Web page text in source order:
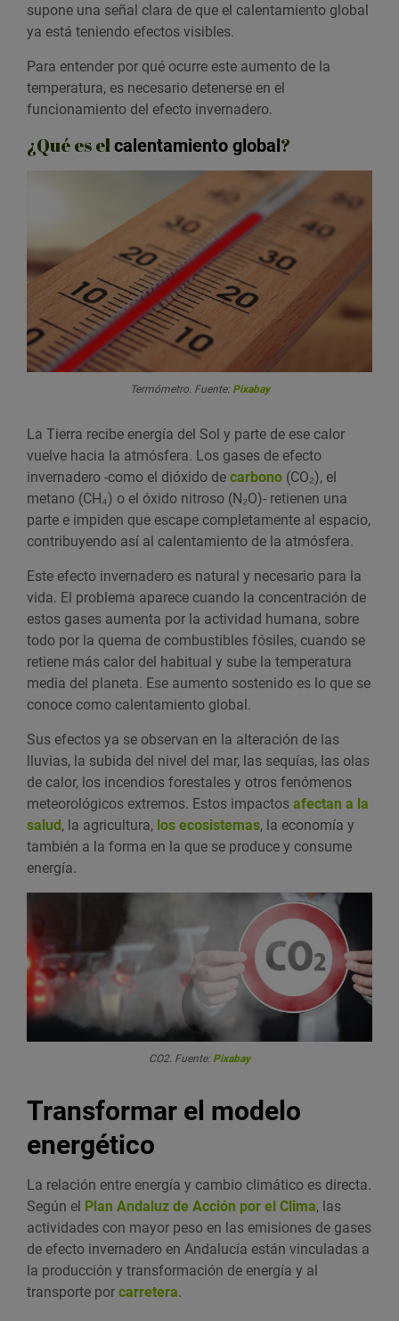
supone una señal clara de que el calentamiento global
ya está teniendo efectos visibles.
Para entender por qué ocurre este aumento de la
temperatura, es necesario detenerse en el
funcionamiento del efecto invernadero.
¿Qué es elcalentamiento global?
Termómetro. Fuente: Pixabay
La Tierra recibe energía del Sol y parte de ese calor
vuelve hacia la atmósfera. Los gases de efecto
invernadero -como el dióxido de carbono (CO₂), el
metano (CH₄) o el óxido nitroso (N₂O)- retienen una
parte e impiden que escape completamente al espacio,
contribuyendo así al calentamiento de la atmósfera.
Este efecto invernadero es natural y necesario para la
vida. El problema aparece cuando la concentración de
estos gases aumenta por la actividad humana, sobre
todo por la quema de combustibles fósiles, cuando se
retiene más calor del habitual y sube la temperatura
media del planeta. Ese aumento sostenido es lo que se
conoce como calentamiento global.
Sus efectos ya se observan en la alteración de las
lluvias, la subida del nivel del mar, las sequías, las olas
de calor, los incendios forestales y otros fenómenos
meteorológicos extremos. Estos impactos afectan a la
salud, la agricultura, los ecosistemas, la economía y
también a la forma en la que se produce y consume
energía.
CO2. Fuente: Pixabay
Transformar el modelo
energético
La relación entre energía y cambio climático es directa.
Según el Plan Andaluz de Acción por el Clima, las
actividades con mayor peso en las emisiones de gases
de efecto invernadero en Andalucía están vinculadas a
la producción y transformación de energía y al
transporte por carretera.